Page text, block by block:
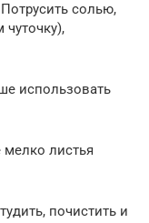
солью,
использовать
листья
почистить и